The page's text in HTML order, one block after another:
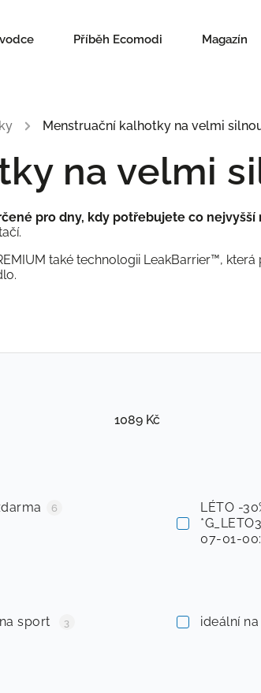
Příběh Ecomodi Magazín
/ Menstruační kalhotky na velmi
na velmi
pro dny, kdy potřebujete co nejvyšší
také technologii LeakBarrier™,
1089 Kč
6
LÉTO -
07-01-
sport 3 ideální